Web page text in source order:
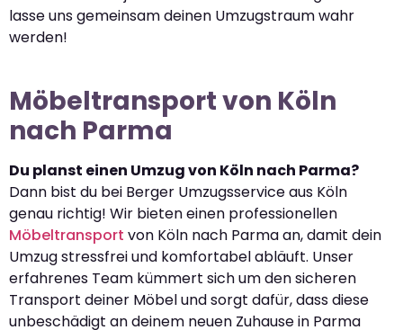
lasse uns gemeinsam deinen Umzugstraum wahr
werden!
Möbeltransport von Köln
nach Parma
Du planst einen Umzug von Köln nach Parma?
Dann bist du bei Berger Umzugsservice aus Köln
genau richtig! Wir bieten einen professionellen
Möbeltransport von Köln nach Parma an, damit dein
Umzug stressfrei und komfortabel abläuft. Unser
erfahrenes Team kümmert sich um den sicheren
Transport deiner Möbel und sorgt dafür, dass diese
unbeschädigt an deinem neuen Zuhause in Parma